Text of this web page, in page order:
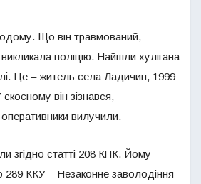
Що він травмований,
поліцію. Найшли хулігана
Це – житель села Ладичин, 1999
він зізнався,
вилучили.
згідно статті 208 КПК. Йому
289 ККУ – Незаконне заволодіння